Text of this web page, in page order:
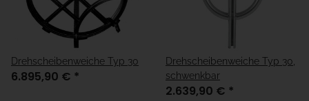
Drehscheibenweiche Typ 30
6.895,90 € *
Drehscheibenweiche Typ 30,
schwenkbar
2.639,90 € *